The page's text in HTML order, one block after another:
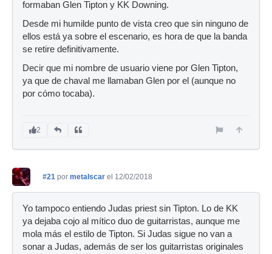
formaban Glen Tipton y KK Downing.
Desde mi humilde punto de vista creo que sin ninguno de
ellos está ya sobre el escenario, es hora de que la banda
se retire definitivamente.
Decir que mi nombre de usuario viene por Glen Tipton,
ya que de chaval me llamaban Glen por el (aunque no
por cómo tocaba).
2
#21 por metalscar el 12/02/2018
Yo tampoco entiendo Judas priest sin Tipton. Lo de KK
ya dejaba cojo al mítico duo de guitarristas, aunque me
mola más el estilo de Tipton. Si Judas sigue no van a
sonar a Judas, además de ser los guitarristas originales